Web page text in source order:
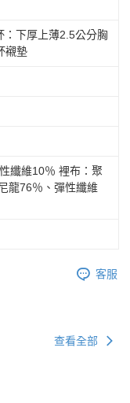
：下厚上薄2.5公分胸
襯墊
纖維10％ 裡布：聚
龍76％、彈性纖維
客服
查看全部